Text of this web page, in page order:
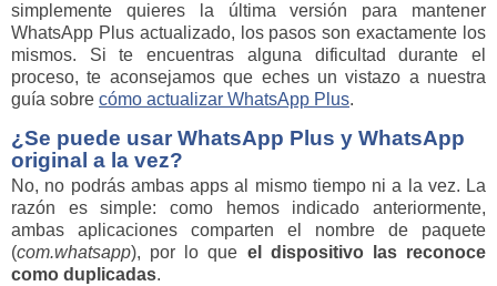
simplemente quieres la última versión para mantener
WhatsApp Plus actualizado, los pasos son exactamente los
mismos. Si te encuentras alguna dificultad durante el
proceso, te aconsejamos que eches un vistazo a nuestra
guía sobre cómo actualizar WhatsApp Plus.
¿Se puede usar WhatsApp Plus y WhatsApp
original a la vez?
No, no podrás ambas apps al mismo tiempo ni a la vez. La
razón es simple: como hemos indicado anteriormente,
ambas aplicaciones comparten el nombre de paquete
(com.whatsapp), por lo que el dispositivo las reconoce
como duplicadas.